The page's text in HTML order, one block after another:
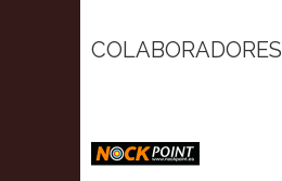
COLABORADORES